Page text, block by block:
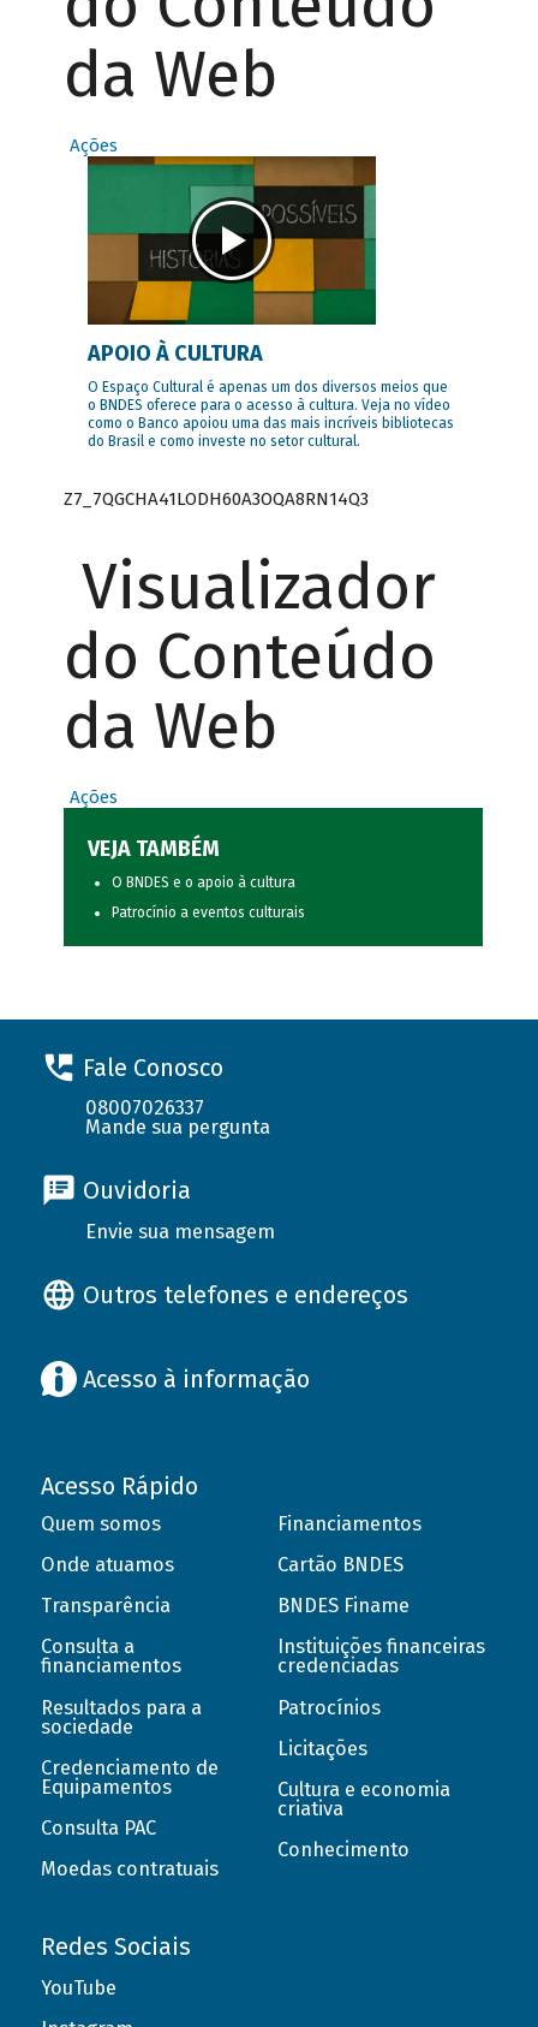
da Web
Ações
APOIO À CULTURA
O Espaço Cultural é apenas um dos diversos meios que
o BNDES oferece para o acesso à cultura. Veja no vídeo
como o Banco apoiou uma das mais incríveis bibliotecas
do Brasil e como investe no setor cultural.
Z7_7QGCHA41LODH60A3OQA8RN14Q3
Visualizador
do Conteúdo
da Web
Ações
VEJA TAMBÉM
O BNDES e o apoio à cultura
Patrocínio a eventos culturais
Fale Conosco
08007026337
Mande sua pergunta
Ouvidoria
Envie sua mensagem
Outros telefones e endereços
Acesso à informação
Acesso Rápido
Quem somos
Onde atuamos
Transparência
Consulta a
financiamentos
Resultados para a
sociedade
Credenciamento de
Equipamentos
Consulta PAC
Moedas contratuais
Financiamentos
Cartão BNDES
BNDES Finame
Instituições financeiras
credenciadas
Patrocínios
Licitações
Cultura e economia
criativa
Conhecimento
Redes Sociais
YouTube